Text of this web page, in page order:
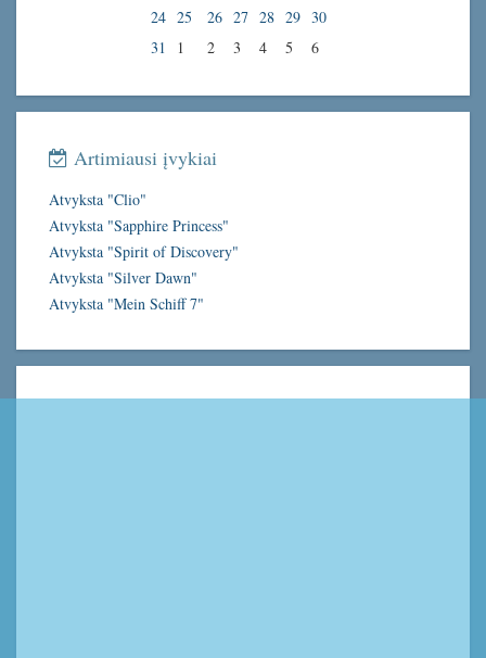
24 25 26 27 28 29
30
31
1 2 3 4 5 6
Artimiausi įvykiai
Atvyksta "Clio"
Atvyksta "Sapphire Princess"
Atvyksta "Spirit of Discovery"
Atvyksta "Silver Dawn"
Atvyksta "Mein Schiff 7"